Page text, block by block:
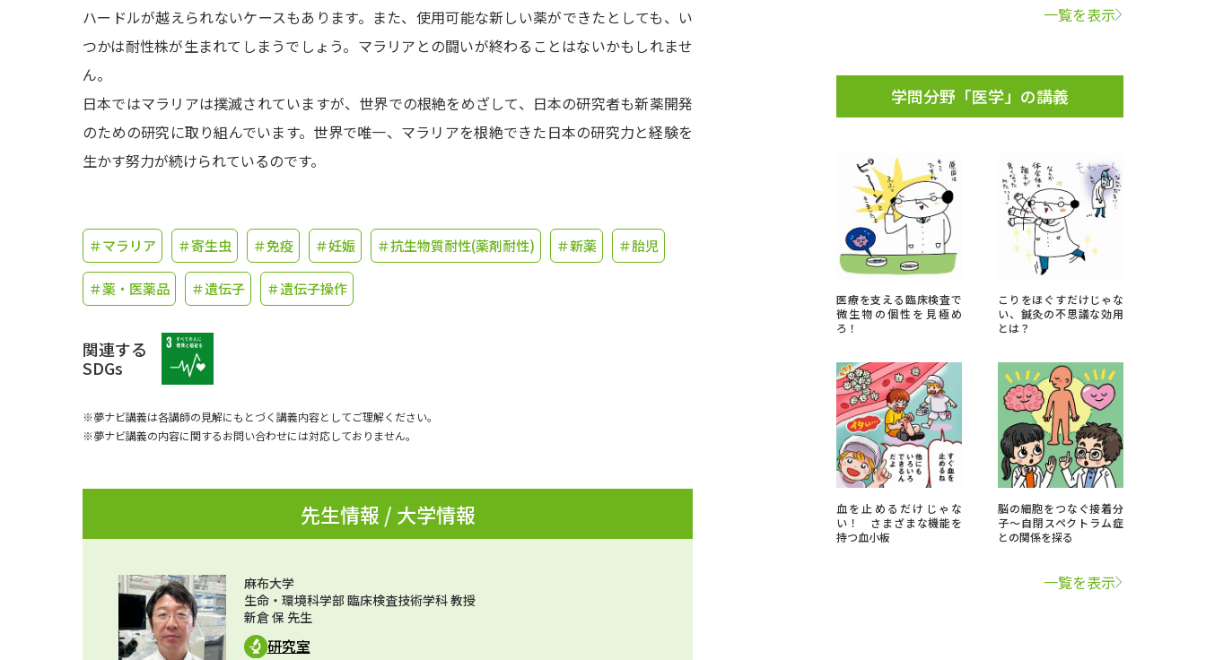
学問発見
学問のミニ講義「夢ナビ講義」 学問分野解説 学問の教科書 夢ナビライブ
Ｑ＆Ａ よくあるご質問
このサイトについて
受付内容・発送状況の確認 テレメール
お支払いサイト
お問合せ先 テレメール進学カタログ 訂正のご案内
ハードルが越えられないケースもあります。また、使用可能な新しい薬ができたとしても、い
つかは耐性株が生まれてしまうでしょう。マラリアとの闘いが終わることはないかもしれませ
ん。
日本ではマラリアは撲滅されていますが、世界での根絶をめざして、日本の研究者も新薬開発
のための研究に取り組んでいます。世界で唯一、マラリアを根絶できた日本の研究力と経験を
生かす努力が続けられているのです。
＃マラリア ＃寄生虫 ＃免疫 ＃妊娠 ＃抗生物質耐性(薬剤耐性) ＃新薬 ＃胎児
＃薬・医薬品 ＃遺伝子 ＃遺伝子操作
関連する
SDGs
※夢ナビ講義は各講師の見解にもとづく講義内容としてご理解ください。
※夢ナビ講義の内容に関するお問い合わせには対応しておりません。
先生情報 / 大学情報
麻布大学
生命・環境科学部 臨床検査技術学科 教授
新倉 保 先生
研究室
一覧を表示
学問分野「医学」の講義
医療を支える臨床検査で
微生物の個性を見極め
ろ！
こりをほぐすだけじゃな
い、鍼灸の不思議な効用
とは？
血を止めるだけじゃな
い！ さまざまな機能を
持つ血小板
脳の細胞をつなぐ接着分
子～自閉スペクトラム症
との関係を探る
一覧を表示